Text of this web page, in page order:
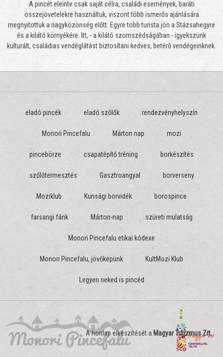
A pincét eleinte csak saját célra, családi események, baráti
összejövetelekre használtuk, viszont több ismerős ajánlására
megnyitottuk a nagyközönség előtt. Egyre több turista jön a Stázsahegyre
és a kilátó környékére. Itt, - a kilátó szomszédságában - igyekszünk
kulturált, családias vendéglátást biztosítani kedves, betérő vendégeinknek.
eladó pincék eladó szőlők rendezvényhelyszín
Monori Pincefalu Márton nap mozi
pincebörze csapatépítő tréning borkészítés
szőlőtermesztés Gasztroangyal borverseny
Moziklub Kunsági borvidék borospince
farsangi fánk Márton-nap szüreti mulatság
Monori Pincefalu etikai kódexe
Monori Pincefalu, jövőképünk KultMozi Klub
Legyen neked is pincéd
A honlap elkészítését a Magyar Turizmus Zrt.